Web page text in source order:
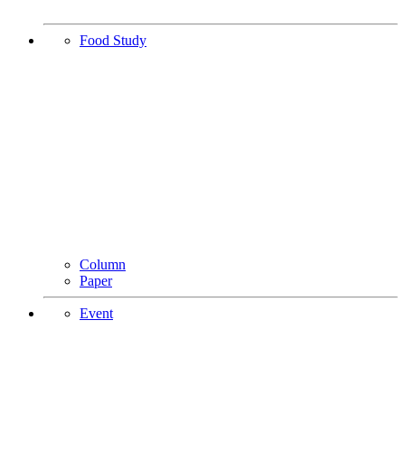
Food Study
Column
Paper
Event